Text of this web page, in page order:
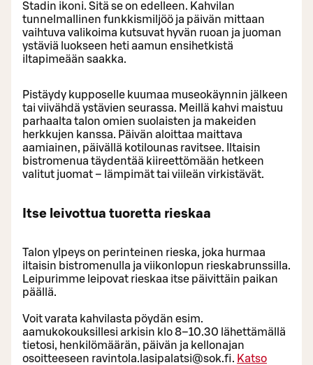
Stadin ikoni. Sitä se on edelleen. Kahvilan
tunnelmallinen funkkismiljöö ja päivän mittaan
vaihtuva valikoima kutsuvat hyvän ruoan ja juoman
ystäviä luokseen heti aamun ensihetkistä
iltapimeään saakka.
Pistäydy kupposelle kuumaa museokäynnin jälkeen
tai viivähdä ystävien seurassa. Meillä kahvi maistuu
parhaalta talon omien suolaisten ja makeiden
herkkujen kanssa. Päivän aloittaa maittava
aamiainen, päivällä kotilounas ravitsee. Iltaisin
bistromenua täydentää kiireettömään hetkeen
valitut juomat – lämpimät tai viileän virkistävät.
Itse leivottua tuoretta rieskaa
Talon ylpeys on perinteinen rieska, joka hurmaa
iltaisin bistromenulla ja viikonlopun rieskabrunssilla.
Leipurimme leipovat rieskaa itse päivittäin paikan
päällä.
Voit varata kahvilasta pöydän esim.
aamukokouksillesi arkisin klo 8–10.30 lähettämällä
tietosi, henkilömäärän, päivän ja kellonajan
osoitteeseen ravintola.lasipalatsi@sok.fi. Katso